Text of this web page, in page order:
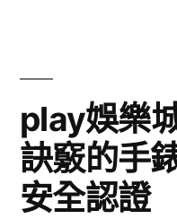
play娛樂
訣竅的手
安全認證